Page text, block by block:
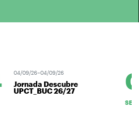
04/09/26–04/09/26
Jornada Descubre
UPCT_BUC 26/27
SEP.